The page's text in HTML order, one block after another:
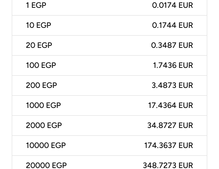
1 EGP 0.0174 EUR
10 EGP 0.1744 EUR
20 EGP 0.3487 EUR
100 EGP 1.7436 EUR
200 EGP 3.4873 EUR
1000 EGP 17.4364 EUR
2000 EGP 34.8727 EUR
10000 EGP 174.3637 EUR
20000 EGP 348.7273 EUR